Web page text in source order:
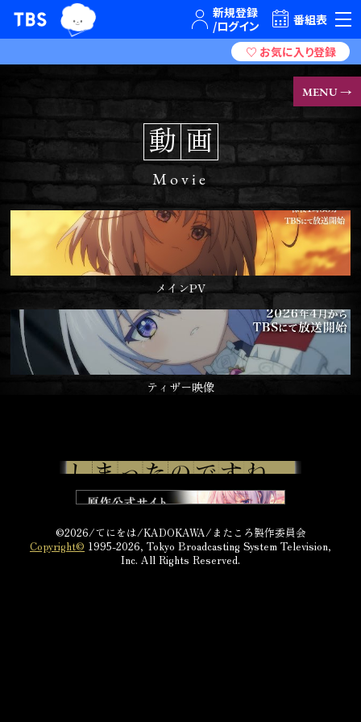
TBSテレビ｜ときめくときを。
TBSグループキャラクター『ワクティ』番組表
MENU →
動 画
Movie
メインPV
ティザー映像
©2026/てにをは/KADOKAWA/またころ製作委員会
Copyright© 1995-2026, Tokyo Broadcasting System Television,
Inc. All Rights Reserved.